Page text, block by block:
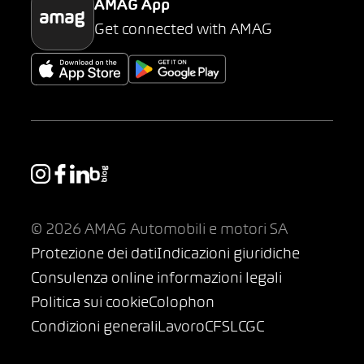
AMAG App
Get connected with AMAG
© 2026 AMAG Automobili e motori SA
Protezione dei datiIndicazioni giuridiche
Consulenza online informazioni legali
Politica sui cookieColophon
Condizioni generaliLavoroCFSLCGC